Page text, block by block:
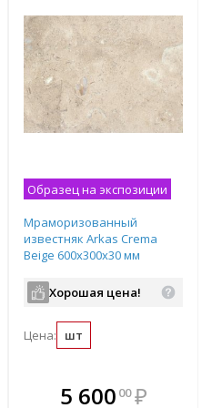
В комплекте
Образец на экспозиции
Мраморизованный
известняк Arkas Crema
Beige 600х300х30 мм
Хорошая цена!
Цена: шт
5 600 00 ₽